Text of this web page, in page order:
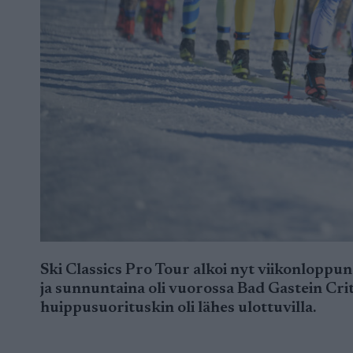
Ski Classics Pro Tour alkoi nyt
ja sunnuntaina oli vuorossa Bad Gastein
huippusuorituskin oli lähes ulottuvilla.